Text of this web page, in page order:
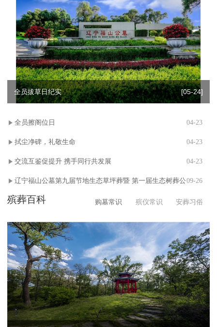
全员拔草日纪实 [05-24]
04-23
全员擦阁位日
04-23
拭尘净碑，礼敬生命
04-23
交流互鉴促提升 携手同行共发展
09-26
辽宁福山公墓第九届节地生态草坪葬暨 第一届生态树葬公
祭仪式
殡葬百科 购墓常识 殡仪常识 安葬习俗